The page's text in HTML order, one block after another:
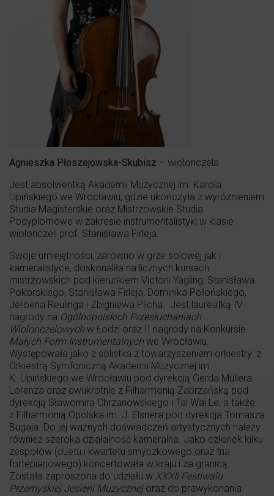
Agnieszka Płoszejowska-Skubisz – wiolonczela
Jest absolwentką Akademii Muzycznej im. Karola
Lipińskiego we Wrocławiu, gdzie ukończyła z wyróżnieniem
Studia Magisterskie oraz Mistrzowskie Studia
Podyplomowe w zakresie instrumentalistyki w klasie
wiolonczeli prof. Stanisława Firleja.
Swoje umiejętności, zarówno w grze solowej jak i
kameralistyce, doskonaliła na licznych kursach
mistrzowskich pod kierunkiem Victorii Yagling, Stanisława
Pokorskiego, Stanisława Firleja, Dominika Połońskiego,
Jeroena Reulinga i Zbigniewa Pilcha. Jest laureatką IV
nagrody na Ogólnopolskich Przesłuchaniach
Wiolonczelowych w Łodzi oraz II nagrody na Konkursie
Małych Form Instrumentalnych we Wrocławiu.
Występowała jako z solistka z towarzyszeniem orkiestry: z
Orkiestrą Symfoniczną Akademii Muzycznej im.
K. Lipińskiego we Wrocławiu pod dyrekcją Gerda Müllera
Lorenza oraz dwukrotnie z Filharmonią Zabrzańską pod
dyrekcją Sławomira Chrzanowskiego i Tai Wai Le, a także
z Filharmonią Opolska im. J. Elsnera pod dyrekcja Tomasza
Bugaja. Do jej ważnych doświadczeń artystycznych należy
również szeroka działalność kameralna. Jako członek kilku
zespołów (duetu i kwartetu smyczkowego oraz tria
fortepianowego) koncertowała w kraju i za granicą.
Została zaproszona do udziału w XXXII Festiwalu
Przemyskiej Jesieni Muzycznejoraz do prawykonania